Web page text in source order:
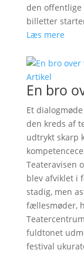
den offentlige
billetter
Læs mere
Artikel
En bro
Et
den kreds af
udtrykt skarp
Teateravisen
blev afviklet i
stadig, men
fællesmøder,
fuldtonet
festival